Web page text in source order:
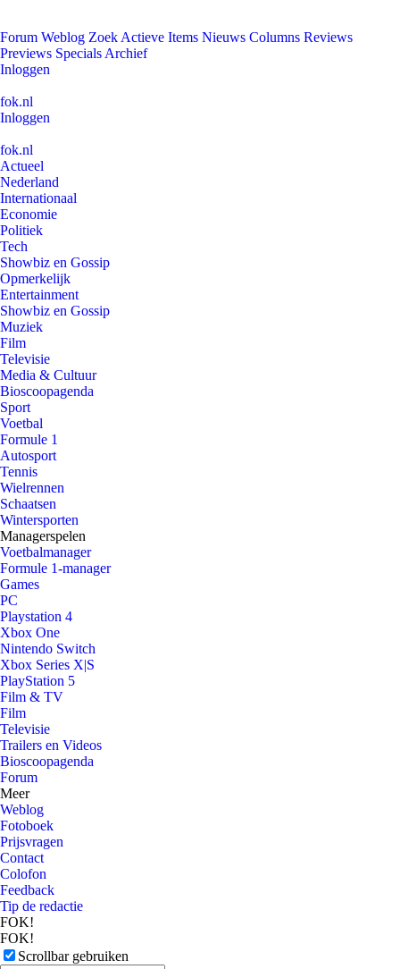
Forum Weblog Zoek Actieve Items Nieuws Columns Reviews
Previews Specials Archief
Inloggen
fok.nl
Inloggen
fok.nl
Actueel
Nederland
Internationaal
Economie
Politiek
Tech
Showbiz en Gossip
Opmerkelijk
Entertainment
Showbiz en Gossip
Muziek
Film
Televisie
Media & Cultuur
Bioscoopagenda
Sport
Voetbal
Formule 1
Autosport
Tennis
Wielrennen
Schaatsen
Wintersporten
Managerspelen
Voetbalmanager
Formule 1-manager
Games
PC
Playstation 4
Xbox One
Nintendo Switch
Xbox Series X|S
PlayStation 5
Film & TV
Film
Televisie
Trailers en Videos
Bioscoopagenda
Forum
Meer
Weblog
Fotoboek
Prijsvragen
Contact
Colofon
Feedback
Tip de redactie
FOK!
FOK!
Scrollbar gebruiken